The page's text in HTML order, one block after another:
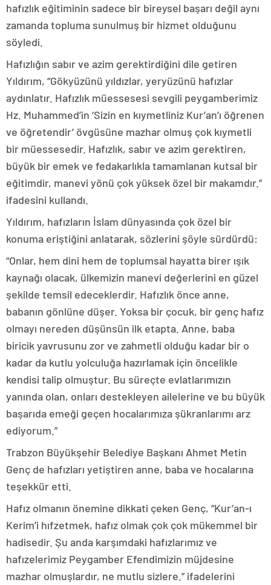
hafızlık eğitiminin sadece bir bireysel başarı değil aynı
zamanda topluma sunulmuş bir hizmet olduğunu
söyledi.
Hafızlığın sabır ve azim gerektirdiğini dile getiren
Yıldırım, “Gökyüzünü yıldızlar, yeryüzünü hafızlar
aydınlatır. Hafızlık müessesesi sevgili peygamberimiz
Hz. Muhammed’in ‘Sizin en kıymetliniz Kur’an’ı öğrenen
ve öğretendir’ övgüsüne mazhar olmuş çok kıymetli
bir müessesedir. Hafızlık, sabır ve azim gerektiren,
büyük bir emek ve fedakarlıkla tamamlanan kutsal bir
eğitimdir, manevi yönü çok yüksek özel bir makamdır.”
ifadesini kullandı.
Yıldırım, hafızların İslam dünyasında çok özel bir
konuma eriştiğini anlatarak, sözlerini şöyle sürdürdü:
“Onlar, hem dini hem de toplumsal hayatta birer ışık
kaynağı olacak, ülkemizin manevi değerlerini en güzel
şekilde temsil edeceklerdir. Hafızlık önce anne,
babanın gönlüne düşer. Yoksa bir çocuk, bir genç hafız
olmayı nereden düşünsün ilk etapta. Anne, baba
biricik yavrusunu zor ve zahmetli olduğu kadar bir o
kadar da kutlu yolculuğa hazırlamak için öncelikle
kendisi talip olmuştur. Bu süreçte evlatlarımızın
yanında olan, onları destekleyen ailelerine ve bu büyük
başarıda emeği geçen hocalarımıza şükranlarımı arz
ediyorum.”
Trabzon Büyükşehir Belediye Başkanı Ahmet Metin
Genç de hafızları yetiştiren anne, baba ve hocalarına
teşekkür etti.
Hafız olmanın önemine dikkati çeken Genç, “Kur’an-ı
Kerim’i hıfzetmek, hafız olmak çok çok mükemmel bir
hadisedir. Şu anda karşımdaki hafızlarımız ve
hafızelerimiz Peygamber Efendimizin müjdesine
mazhar olmuşlardır, ne mutlu sizlere.” ifadelerini